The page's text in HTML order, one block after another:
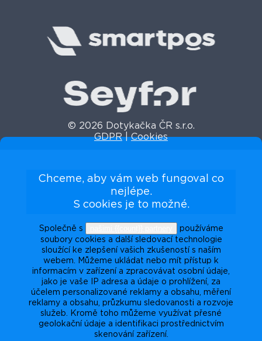
© 2026 Dotykačka ČR s.r.o.
GDPR|Cookies
Chceme, aby vám web fungoval co
nejlépe.
S cookies je to možné.
Společně s
používáme
soubory cookies a další sledovací technologie
sloužící ke zlepšení vašich zkušeností s naším
webem. Můžeme ukládat nebo mít přístup k
informacím v zařízení a zpracovávat osobní údaje,
jako je vaše IP adresa a údaje o prohlížení, za
účelem personalizované reklamy a obsahu, měření
reklamy a obsahu, průzkumu sledovanosti a rozvoje
služeb. Kromě toho můžeme využívat přesné
geolokační údaje a identifikaci prostřednictvím
skenování zařízení.